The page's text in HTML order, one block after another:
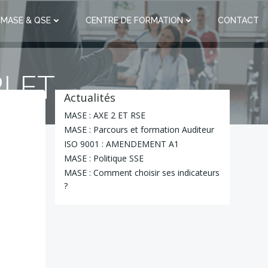
& QSE CENTRE DE FORMATION CONTACT
Actualités
MASE : AXE 2 ET RSE
MASE : Parcours et formation Auditeur
ISO 9001 : AMENDEMENT A1
MASE : Politique SSE
MASE : Comment choisir ses indicateurs
?